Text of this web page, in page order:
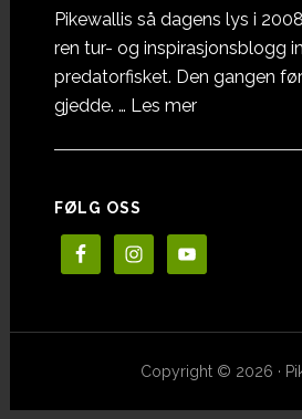
Pikewallis så dagens lys i
ren tur- og inspirasjonsblogg
predatorfisket. Den gangen
gjedde. … Les meromOm
FØLG OSS
Copyright © 2026 ·